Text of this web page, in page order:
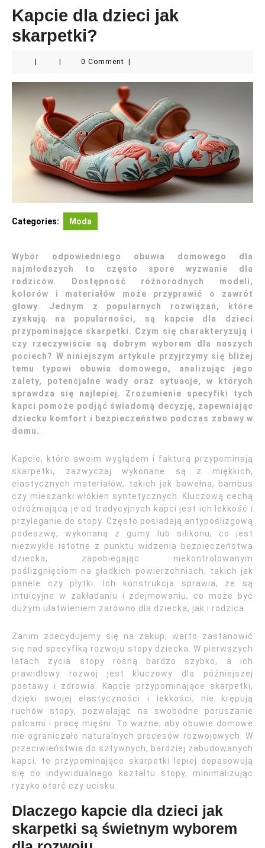
Kapcie dla dzieci jak
skarpetki?
0 Comment
Categories: Moda
Wybór odpowiedniego obuwia domowego dla
najmłodszych to często spore wyzwanie dla
rodziców. Dostępność różnorodnych modeli,
kolorów i materiałów może przyprawić o zawrót
głowy. Jednym z popularnych rozwiązań, które
zyskują na popularności, są kapcie dla dzieci
przypominające skarpetki. Czym się charakteryzują i
czy rzeczywiście są dobrym wyborem dla naszych
pociech? W niniejszym artykule przyjrzymy się bliżej
temu typowi obuwia domowego, analizując jego
zalety, potencjalne wady oraz sytuacje, w których
sprawdza się najlepiej. Zrozumienie specyfiki tych
kapci pomoże podjąć świadomą decyzję, zapewniając
dziecku komfort i bezpieczeństwo podczas zabawy w
domu.
Kapcie, które swoim wyglądem i fakturą przypominają
skarpetki, zazwyczaj wykonane są z miękkich,
elastycznych materiałów, takich jak bawełna, bambus
czy mieszanki włókien syntetycznych. Kluczową cechą
odróżniającą je od tradycyjnych kapci jest ich lekkość i
przyleganie do stopy. Często posiadają antypoślizgową
podeszwę, wykonaną z gumy lub silikonu, co jest
niezwykle istotne z punktu widzenia bezpieczeństwa
dziecka, zapobiegając niekontrolowanym
poślizgnięciom na gładkich powierzchniach, takich jak
panele czy płytki. Ich konstrukcja sprawia, że są
intuicyjne w zakładaniu i zdejmowaniu, co może być
dużym ułatwieniem zarówno dla dziecka, jak i rodzica.
Zanim zdecydujemy się na zakup, warto zastanowić
się nad specyfiką rozwoju stopy dziecka. W pierwszych
latach życia stopy rosną bardzo szybko, a ich
prawidłowy rozwój jest kluczowy dla późniejszej
postawy i zdrowia. Kapcie przypominające skarpetki,
dzięki swojej elastyczności i lekkości, nie krępują
ruchów stopy, pozwalając na swobodne poruszanie
palcami i pracę mięśni. To ważne, aby obuwie domowe
nie ograniczało naturalnych procesów rozwojowych. W
przeciwieństwie do sztywnych, bardziej zabudowanych
kapci, te przypominające skarpetki lepiej dopasowują
się do indywidualnego kształtu stopy, minimalizując
ryzyko otarć czy ucisku.
Dlaczego kapcie dla dzieci jak
skarpetki są świetnym wyborem